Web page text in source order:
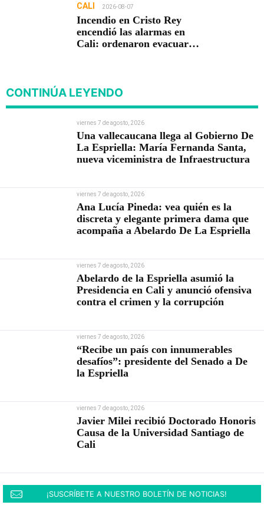
CALI 2026-08-07
Incendio en Cristo Rey
encendió las alarmas en
Cali: ordenaron evacuar
CONTINÚA LEYENDO
viernes 7 de agosto, 2026
Una vallecaucana llega al Gobierno De
La Espriella: María Fernanda Santa,
nueva viceministra de Infraestructura
viernes 7 de agosto, 2026
Ana Lucía Pineda: vea quién es la
discreta y elegante primera dama que
acompaña a Abelardo De La Espriella
viernes 7 de agosto, 2026
Abelardo de la Espriella asumió la
Presidencia en Cali y anunció ofensiva
contra el crimen y la corrupción
viernes 7 de agosto, 2026
“Recibe un país con innumerables
desafíos”: presidente del Senado a De
la Espriella
viernes 7 de agosto, 2026
Javier Milei recibió Doctorado Honoris
Causa de la Universidad Santiago de
Cali
¡SUSCRÍBETE A NUESTRO BOLETÍN DE NOTICIAS!